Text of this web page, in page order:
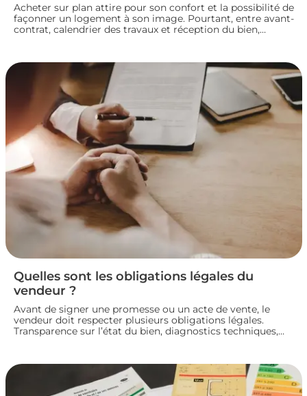
Acheter sur plan attire pour son confort et la possibilité de
façonner un logement à son image. Pourtant, entre avant-
contrat, calendrier des travaux et réception du bien,
atouts et les zones de vigilance de cette démarche.
Quelles sont les obligations légales du
vendeur ?
Avant de signer une promesse ou un acte de vente, le
vendeur doit respecter plusieurs obligations légales.
Transparence sur l’état du bien, diagnostics techniques,
l’acheteur. Décryptage des principaux devoirs à connaître
pour vendre un logement en toute conformité et éviter